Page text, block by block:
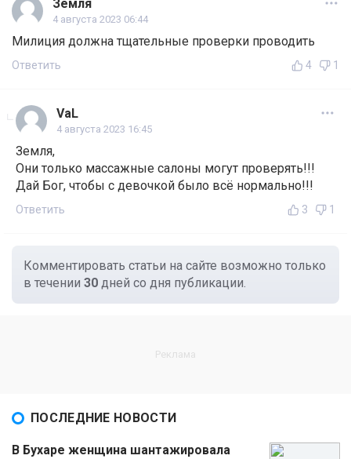
Земля
4 августа 2023 06:44
Милиция должна тщательные проверки проводить
Ответить 4 1
VaL
4 августа 2023 16:45
Земля,
Они только массажные салоны могут проверять!!!
Дай Бог, чтобы с девочкой было всё нормально!!!
Ответить 3 1
Комментировать статьи на сайте возможно только
в течении 30 дней со дня публикации.
ПОСЛЕДНИЕ НОВОСТИ
В Бухаре женщина шантажировала